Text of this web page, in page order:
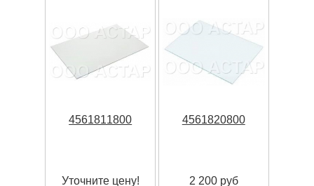
4561811800
Уточните цену!
4561820800
2 200 руб